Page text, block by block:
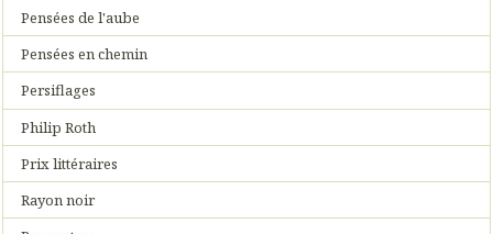
Pensées de l'aube
Pensées en chemin
Persiflages
Philip Roth
Prix littéraires
Rayon noir